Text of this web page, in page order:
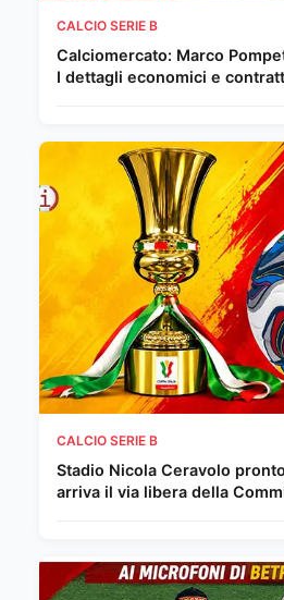
CALCIO SERIE B
Calciomercato: Marco
I dettagli economici e
CALCIO SERIE B
Stadio Nicola Ceravolo
arriva il via libera della